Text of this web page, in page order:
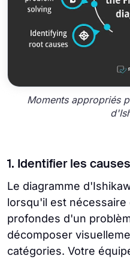
Moments appropriés
1. Identifier les
Le diagramme
lorsqu'il est
profondes d'un
décomposer
catégories. Votre